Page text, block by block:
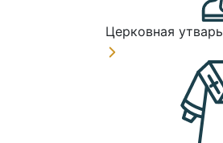
Церковная утварь